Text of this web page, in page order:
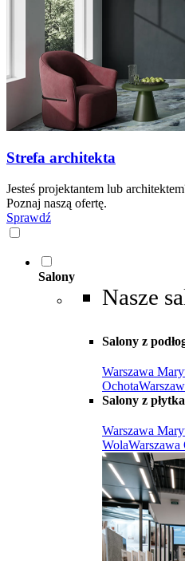
Strefa architekta
Jesteś projektantem lub
Poznaj naszą ofertę.
Sprawdź
Salony
Nasze
Salony z
Warszawa
Ochota
Salony z
Warszawa
WolaWarszawa